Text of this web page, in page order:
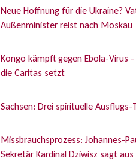
Neue Hoffnung für die Ukraine?
Außenminister reist nach Moskau
Kongo kämpft gegen Ebola-Virus
die Caritas setzt
Sachsen: Drei spirituelle Ausflugs-
Missbrauchsprozess: Johannes-
Sekretär Kardinal Dziwisz sagt aus